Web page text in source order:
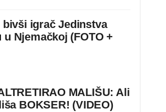
bivši igrač Jedinstva
Njemačkoj (FOTO +
MALIŠU: Ali
BOKSER! (VIDEO)